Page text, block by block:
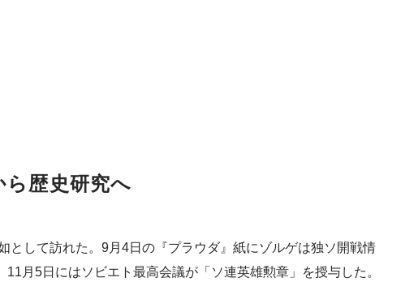
歴史研究へ
として訪れた。9月4日の『プラウダ』紙にゾルゲは独ソ開戦情
月5日にはソビエト最高会議が「ソ連英雄勲章」を授与した。